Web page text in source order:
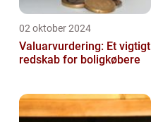
02 oktober 2024
Valuarvurdering: Et vigtigt
redskab for boligkøbere